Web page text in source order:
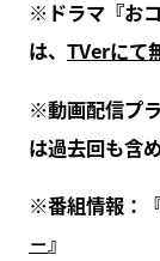
※ドラマ『お
は、 TVerにて
※動画配信プ
は過去回も含
※番組情報：
－』